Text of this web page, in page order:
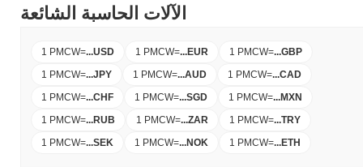
الآلات الحاسبة الشائعة
1 PMCW=...USD 1 PMCW=...EUR 1 PMCW=...GBP
1 PMCW=...JPY 1 PMCW=...AUD 1 PMCW=...CAD
1 PMCW=...CHF 1 PMCW=...SGD 1 PMCW=...MXN
1 PMCW=...RUB 1 PMCW=...ZAR 1 PMCW=...TRY
1 PMCW=...SEK 1 PMCW=...NOK 1 PMCW=...ETH